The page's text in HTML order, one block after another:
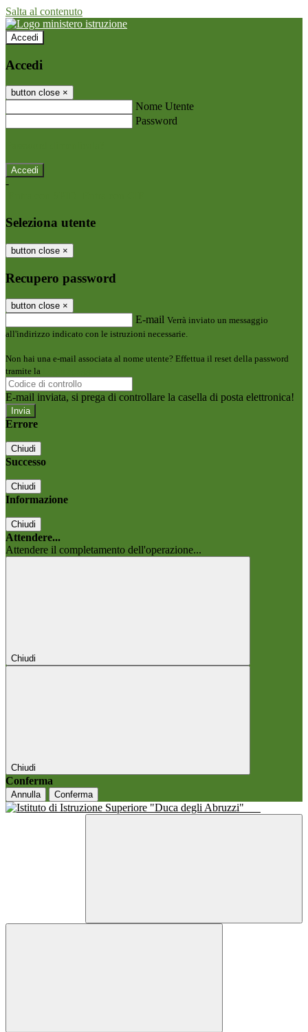
Salta al contenuto
Accedi
Accedi
button close ×
Nome Utente
Password
-
Seleziona utente
button close ×
Recupero password
button close ×
E-mail Verrà inviato un messaggio
all'indirizzo indicato con le istruzioni necessarie.
Non hai una e-mail associata al nome utente? Effettua il reset della password
tramite la
E-mail inviata, si prega di controllare la casella di posta elettronica!
Errore
Chiudi
Successo
Chiudi
Informazione
Chiudi
Attendere...
Attendere il completamento dell'operazione...
Chiudi
Chiudi
Conferma
Annulla Conferma